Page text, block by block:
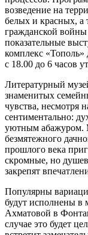
возведение на
белых и красных, а
гражданской
показательные
комплекс «Тополь»
с 18.00 до 6 часов
Литературный
знаменитых
чувства, несмотря
сентиментально:
уютным абажуром.
безмятежного
прошлого века
скромные, но
закрепят
Популярны
будут исполнены в
Ахматовой в
случае это будет